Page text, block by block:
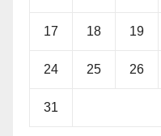
17 18 19
24 25 26
31